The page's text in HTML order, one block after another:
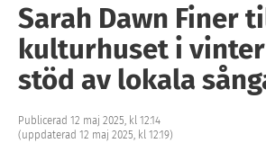
Sarah Dawn Finer
kulturhuset i
stöd av lokala
Publicerad 12 maj 2025, kl 12:14
(uppdaterad 12 maj 2025, kl 12:19)